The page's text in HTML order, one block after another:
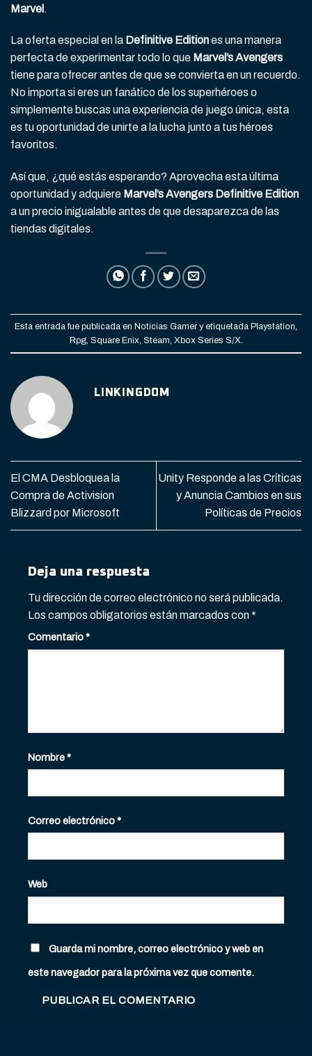
Marvel .
La oferta especial en la Definitive Editiones una manera
perfecta de experimentar todo lo que Marvel’s Avengers
tiene para ofrecer antes de que se convierta en un recuerdo.
No importa si eres un fanático de los superhéroes o
simplemente buscas una experiencia de juego única, esta
es tu oportunidad de unirte a la lucha junto a tus héroes
favoritos.
Así que, ¿qué estás esperando? Aprovecha esta última
oportunidad y adquiere Marvel’s Avengers Definitive Edition
a un precio inigualable antes de que desaparezca de las
tiendas digitales.
Esta entrada fue publicada en Noticias Gamer y etiquetada Playstation
Rpg, Square Enix Steam Xbox Series S/X
LINKINGDOM
El CMA Desbloquea la
Compra de Activision
Blizzard por Microsoft
Unity Responde a las Críticas
y Anuncia Cambios en sus
Políticas de Precios
Deja una respuesta
Tu dirección de correo electrónico no será publicada.
Los campos obligatorios están marcados con*
Comentario*
Nombre*
Correo electrónico*
Web
Guarda mi nombre, correo electrónico y web en
este navegador para la próxima vez que comente.